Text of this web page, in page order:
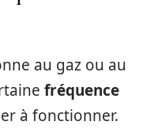
au gaz ou au
fréquence
à fonctionner.